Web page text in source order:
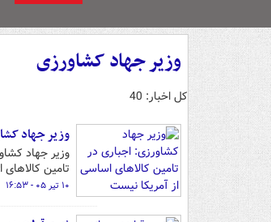
وزیر جهاد کشاورزی
کل اخبار: 40
وزیر جهاد
وزیر جهاد
تامین
۱۰ تیر ۰۵ - ۱۶:۵۳